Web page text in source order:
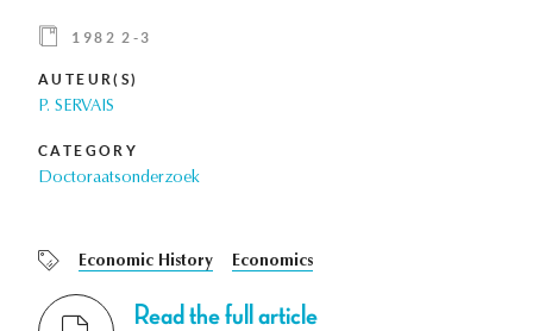
1982 2-3
AUTEUR(S)
P. SERVAIS
CATEGORY
Doctoraatsonderzoek
Economic History Economics
Read the full article